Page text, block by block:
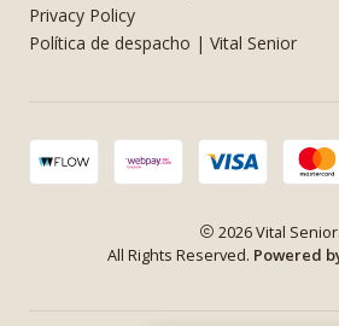
Privacy Policy
Política de despacho | Vital Senior
2026 Vital Senior.
All Rights Reserved. Powered